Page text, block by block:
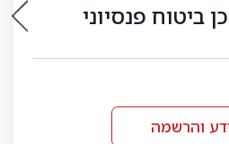
ביטוח פנסיוני
והרשמה